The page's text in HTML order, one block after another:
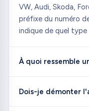
VW, Audi, Skoda,
préfixe du numéro
indique de quel
À quoi ressemble
Dois-je démonter